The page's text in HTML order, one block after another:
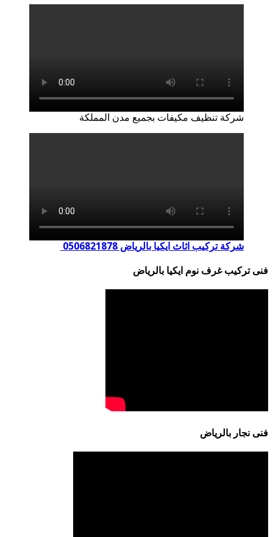
شركة تنظيف مكيفات بجميع مدن المملكة
شركة تركيب اثاث ايكيا بالرياض 0506821878
فنى تركيب غرف نوم ايكيا بالرياض
فنى نجار بالرياض